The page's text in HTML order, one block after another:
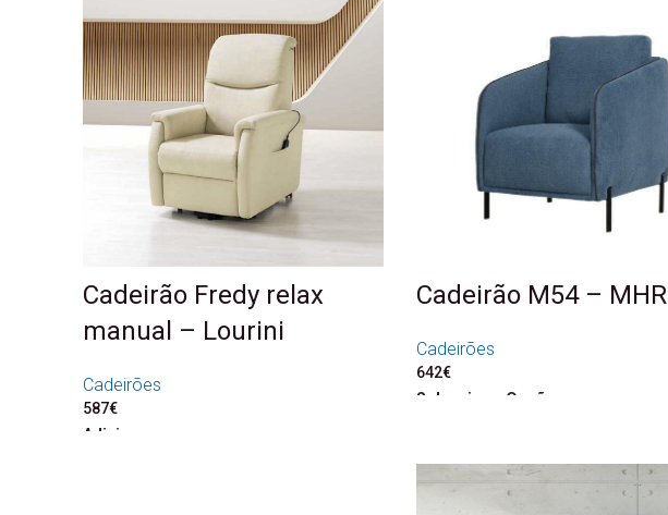
Cadeirão Fredy relax
manual – Lourini
Cadeirões
587€
Adicionar
Cadeirão M54 – MHR
Cadeirões
642€
Seleccione Opções